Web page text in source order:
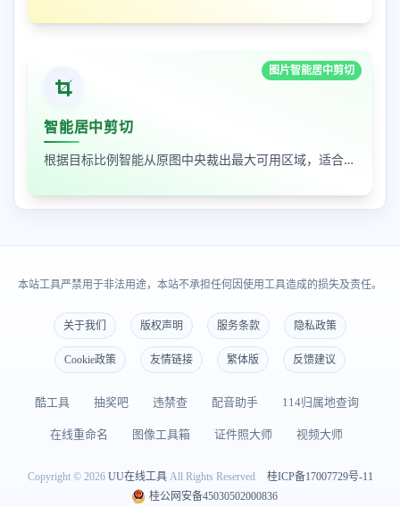
图片智能居中剪切
智能居中剪切
根据目标比例智能从原图中央裁出最大可用区域，适合封面图、缩略图和平台尺寸适配
本站工具严禁用于非法用途，本站不承担任何因使用工具造成的损失及责任。
关于我们 版权声明 服务条款 隐私政策
Cookie政策 友情链接 繁体版 反馈建议
酷工具 抽奖吧 违禁查 配音助手 114归属地查询
在线重命名 图像工具箱 证件照大师 视频大师
Copyright © 2026 UU在线工具All Rights Reserved
桂ICP备17007729号-11
桂公网安备45030502000836